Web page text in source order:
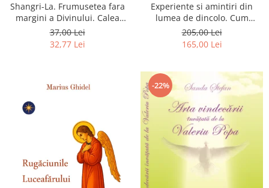
Shangri-La. Frumusetea fara
margini a Divinului. Calea
catre fericire
37,00 Lei
32,77 Lei
Experiente si amintiri din
lumea de dincolo. Cum
obtinem puteri
extrasenzoriale - cu exercitii
205,00 Lei
165,00 Lei
-22%